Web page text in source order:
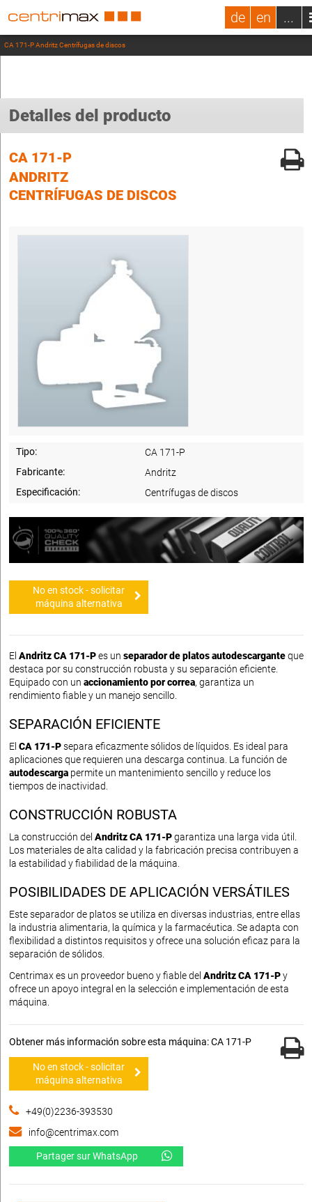
de en ...
CA 171-P Andritz Centrífugas de discos
Detalles del producto
CA 171-P
ANDRITZ
CENTRÍFUGAS DE DISCOS
Tipo:
CA 171-P
Fabricante:
Andritz
Especificación:
Centrífugas de discos
No en stock - solicitar
máquina alternativa
El Andritz CA 171-Pes un separador de platos autodescarganteque
destaca por su construcción robusta y su separación eficiente.
Equipado con un accionamiento por correa, garantiza un
rendimiento fiable y un manejo sencillo.
SEPARACIÓN EFICIENTE
El CA 171-Psepara eficazmente sólidos de líquidos. Es ideal para
aplicaciones que requieren una descarga continua. La función de
autodescarga permite un mantenimiento sencillo y reduce los
tiempos de inactividad.
CONSTRUCCIÓN ROBUSTA
La construcción del Andritz CA 171-Pgarantiza una larga vida útil.
Los materiales de alta calidad y la fabricación precisa contribuyen a
la estabilidad y fiabilidad de la máquina.
POSIBILIDADES DE APLICACIÓN VERSÁTILES
Este separador de platos se utiliza en diversas industrias, entre ellas
la industria alimentaria, la química y la farmacéutica. Se adapta con
flexibilidad a distintos requisitos y ofrece una solución eficaz para la
separación de sólidos.
Centrimax es un proveedor bueno y fiable del Andritz CA 171-Py
ofrece un apoyo integral en la selección e implementación de esta
máquina.
Obtener más información sobre esta máquina: CA 171-P
No en stock - solicitar
máquina alternativa
+49(0)2236-393530
info@centrimax.com
Partager sur WhatsApp